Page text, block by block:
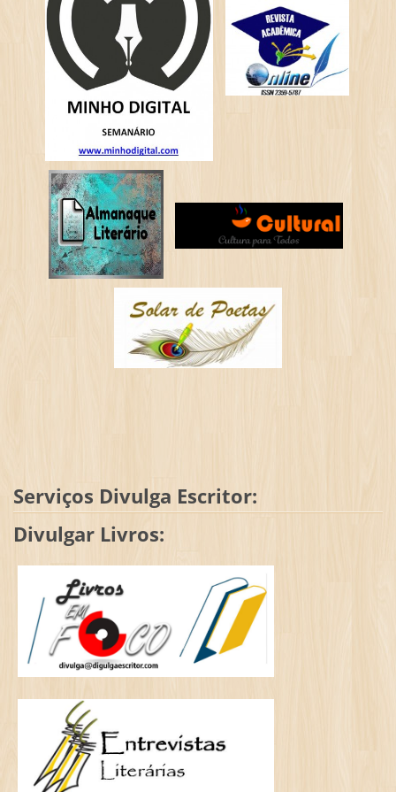
Serviços Divulga Escritor:
Divulgar Livros: